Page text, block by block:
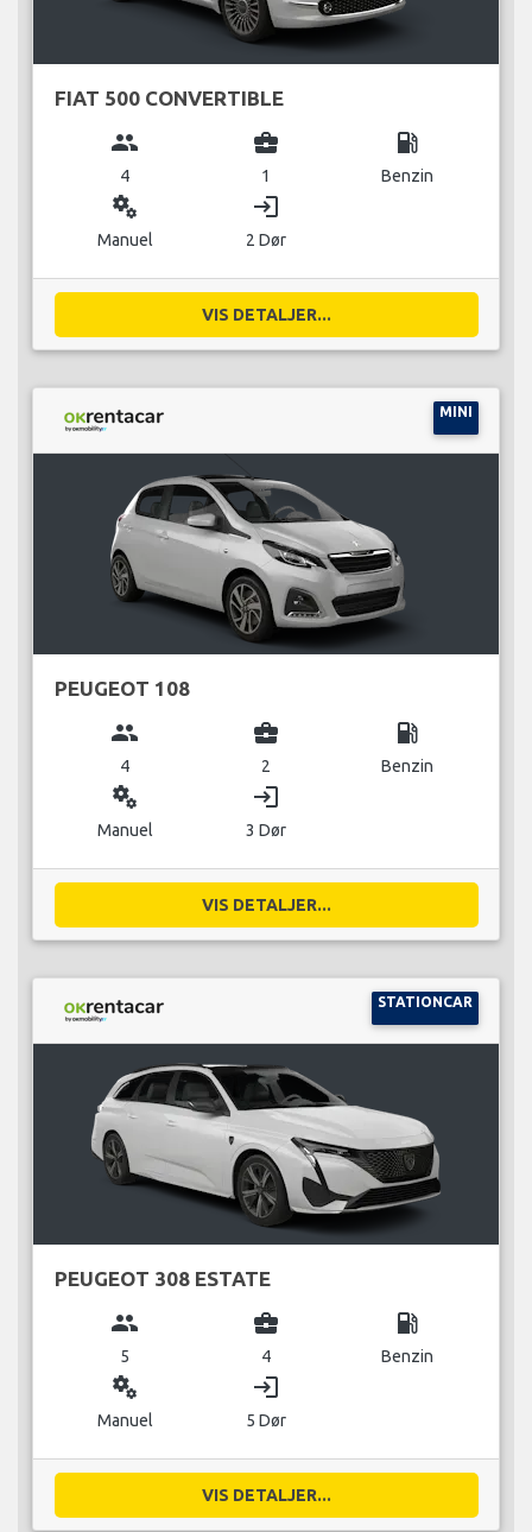
FIAT 500 CONVERTIBLE
group
4
business_center
1
local_gas_station
Benzin
miscellaneous_services
Manuel
login
2 Dør
VIS DETALJER...
MINI
PEUGEOT 108
group
4
business_center
2
local_gas_station
Benzin
miscellaneous_services
Manuel
login
3 Dør
VIS DETALJER...
STATIONCAR
PEUGEOT 308 ESTATE
group
5
business_center
4
local_gas_station
Benzin
miscellaneous_services
Manuel
login
5 Dør
VIS DETALJER...